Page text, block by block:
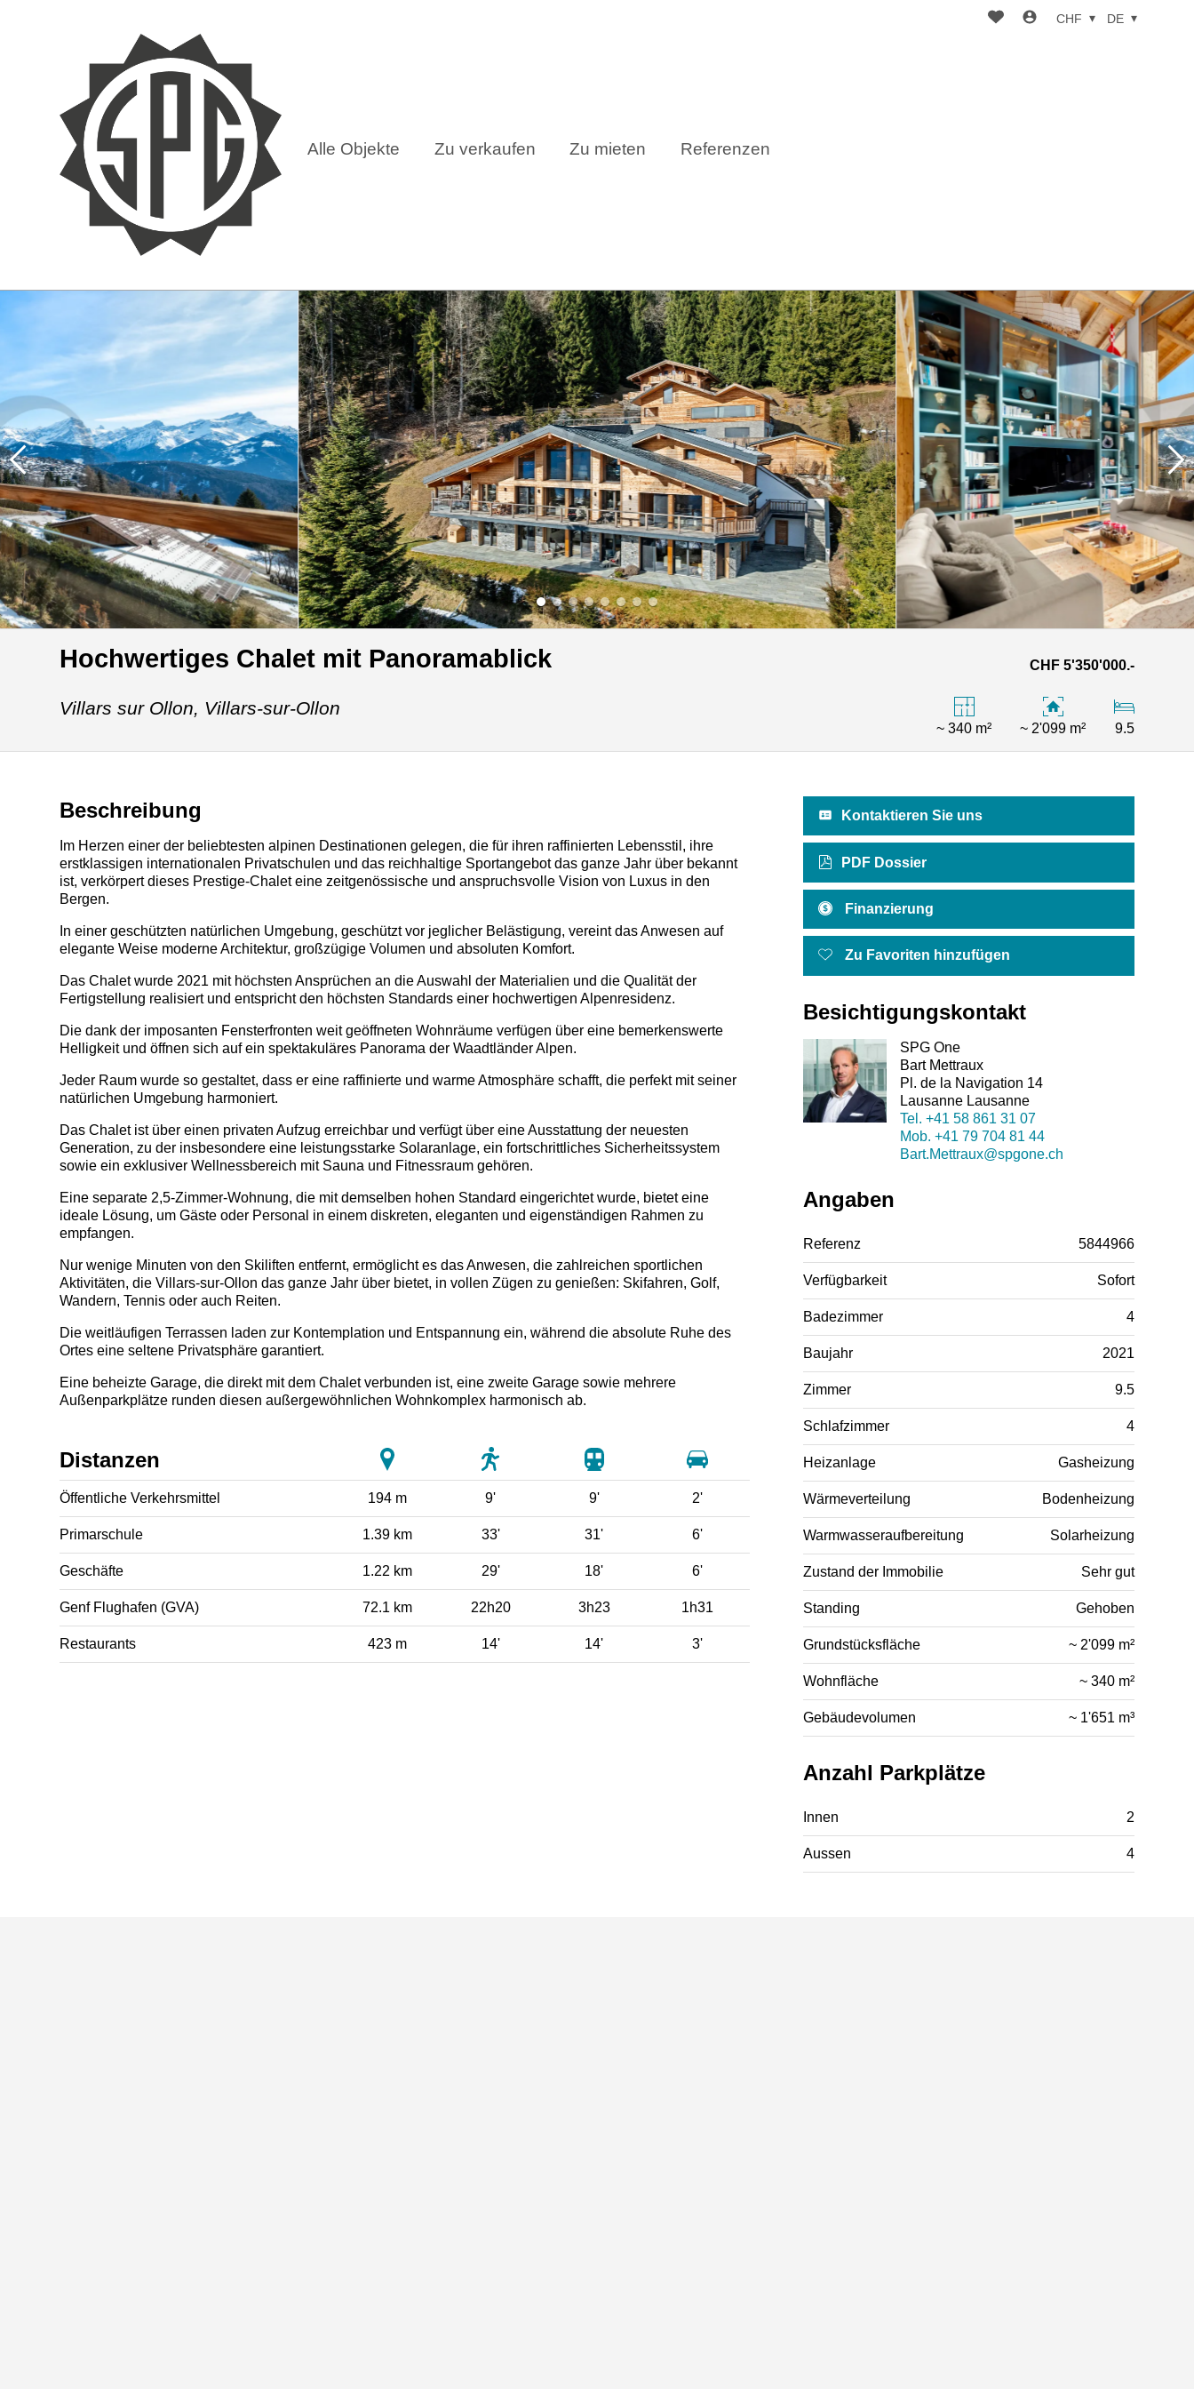
Alle Objekte Zu verkaufen Zu mieten Referenzen
CHF DE
Hochwertiges Chalet mit Panoramablick CHF 5'350'000.-
Villars sur Ollon, Villars-sur-Ollon
~ 340 m² ~ 2'099 m² 9.5
Beschreibung
Im Herzen einer der beliebtesten alpinen Destinationen gelegen, die für ihren raffinierten Lebensstil, ihre
erstklassigen internationalen Privatschulen und das reichhaltige Sportangebot das ganze Jahr über bekannt
ist, verkörpert dieses Prestige-Chalet eine zeitgenössische und anspruchsvolle Vision von Luxus in den
Bergen.
In einer geschützten natürlichen Umgebung, geschützt vor jeglicher Belästigung, vereint das Anwesen auf
elegante Weise moderne Architektur, großzügige Volumen und absoluten Komfort.
Das Chalet wurde 2021 mit höchsten Ansprüchen an die Auswahl der Materialien und die Qualität der
Fertigstellung realisiert und entspricht den höchsten Standards einer hochwertigen Alpenresidenz.
Die dank der imposanten Fensterfronten weit geöffneten Wohnräume verfügen über eine bemerkenswerte
Helligkeit und öffnen sich auf ein spektakuläres Panorama der Waadtländer Alpen.
Jeder Raum wurde so gestaltet, dass er eine raffinierte und warme Atmosphäre schafft, die perfekt mit seiner
natürlichen Umgebung harmoniert.
Das Chalet ist über einen privaten Aufzug erreichbar und verfügt über eine Ausstattung der neuesten
Generation, zu der insbesondere eine leistungsstarke Solaranlage, ein fortschrittliches Sicherheitssystem
sowie ein exklusiver Wellnessbereich mit Sauna und Fitnessraum gehören.
Eine separate 2,5-Zimmer-Wohnung, die mit demselben hohen Standard eingerichtet wurde, bietet eine
ideale Lösung, um Gäste oder Personal in einem diskreten, eleganten und eigenständigen Rahmen zu
empfangen.
Nur wenige Minuten von den Skiliften entfernt, ermöglicht es das Anwesen, die zahlreichen sportlichen
Aktivitäten, die Villars-sur-Ollon das ganze Jahr über bietet, in vollen Zügen zu genießen: Skifahren, Golf,
Wandern, Tennis oder auch Reiten.
Die weitläufigen Terrassen laden zur Kontemplation und Entspannung ein, während die absolute Ruhe des
Ortes eine seltene Privatsphäre garantiert.
Eine beheizte Garage, die direkt mit dem Chalet verbunden ist, eine zweite Garage sowie mehrere
Außenparkplätze runden diesen außergewöhnlichen Wohnkomplex harmonisch ab.
Distanzen
Öffentliche Verkehrsmittel 194 m 9' 9' 2'
Primarschule 1.39 km 33' 31' 6'
Geschäfte 1.22 km 29' 18' 6'
Genf Flughafen (GVA) 72.1 km 22h20 3h23 1h31
Restaurants 423 m 14' 14' 3'
Kontaktieren Sie uns
PDF Dossier
Finanzierung
Zu Favoriten hinzufügen
Besichtigungskontakt
SPG One
Bart Mettraux
Pl. de la Navigation 14
Lausanne Lausanne
Tel. +41 58 861 31 07
Mob. +41 79 704 81 44
Bart.Mettraux@spgone.ch
Angaben
Referenz 5844966
Verfügbarkeit Sofort
Badezimmer 4
Baujahr 2021
Zimmer 9.5
Schlafzimmer 4
Heizanlage Gasheizung
Wärmeverteilung Bodenheizung
Warmwasseraufbereitung Solarheizung
Zustand der Immobilie Sehr gut
Standing Gehoben
Grundstücksfläche ~ 2'099 m²
Wohnfläche ~ 340 m²
Gebäudevolumen ~ 1'651 m³
Anzahl Parkplätze
Innen 2
Aussen 4